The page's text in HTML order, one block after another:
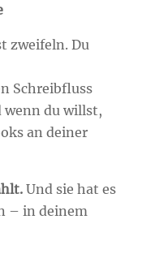
zweifeln. Du
Schreibfluss
wenn du willst,
an deiner
Und sie hat es
– in deinem